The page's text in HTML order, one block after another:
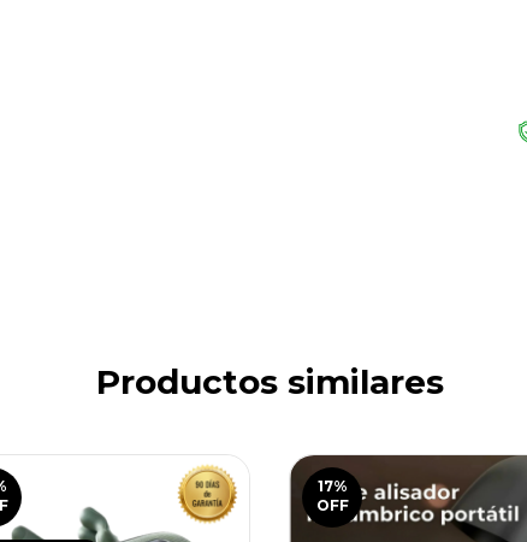
Productos similares
17%
OFF